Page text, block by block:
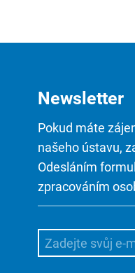
Newsletter
Pokud máte
našeho ústavu,
Odesláním
zpracováním